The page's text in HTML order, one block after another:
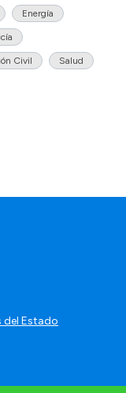
Energía
Civil Salud
del Estado